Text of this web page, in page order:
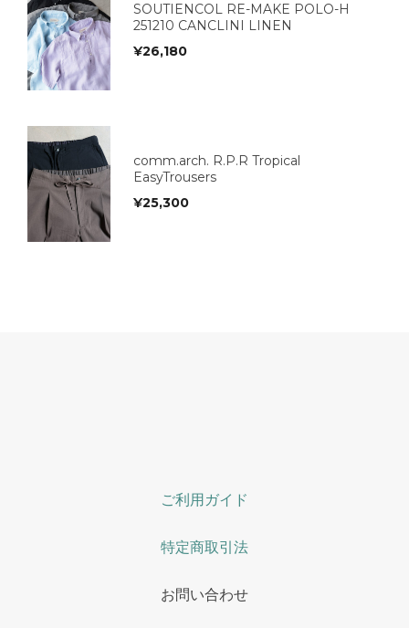
SOUTIENCOL RE-MAKE POLO-H
251210 CANCLINI LINEN
¥26,180
comm.arch. R.P.R Tropical
EasyTrousers
¥25,300
ご利用ガイド
特定商取引法
お問い合わせ